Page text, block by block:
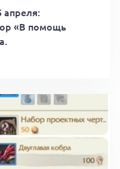
апреля:
«В помощь